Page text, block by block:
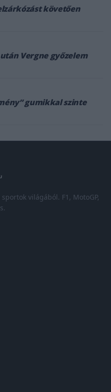
követően
Vergne győzelem
gumikkal szinte
világából. F1, MotoGP,